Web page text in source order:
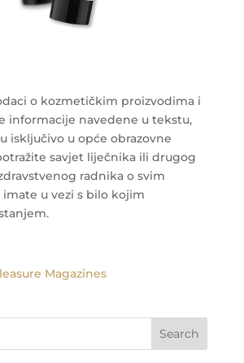
o kozmetičkim proizvodima i
informacije navedene u tekstu,
isključivo u opće obrazovne
savjet liječnika ili drugog
radnika o svim
u vezi s bilo kojim
Magazines